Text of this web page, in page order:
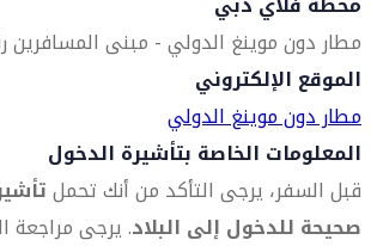
مطار دون موينغ الدولي - مبنى المسافرين
الموقع الإلكتروني
مطار دون موينغ الدولي
المعلومات الخاصة بتأشيرة الدخول
قبل السفر، يرجى التأكد من أنك تحمل
صحيحة للدخول إلى البلاد. يرجى مراجعة